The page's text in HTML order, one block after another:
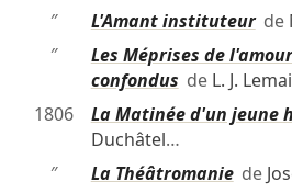
″
L'Amant instituteurde
″
Les Méprises de
confondus de L. J.
1806
La Matinée d'un jeune
Duchâtel…
″
La Théâtromaniede